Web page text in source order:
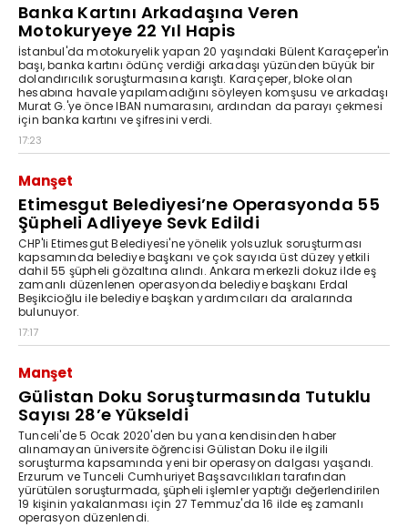
Banka Kartını Arkadaşına Veren
Motokuryeye 22 Yıl Hapis
İstanbul'da motokuryelik yapan 20 yaşındaki Bülent Karaçeper'in
başı, banka kartını ödünç verdiği arkadaşı yüzünden büyük bir
dolandırıcılık soruşturmasına karıştı. Karaçeper, bloke olan
hesabına havale yapılamadığını söyleyen komşusu ve arkadaşı
Murat G.'ye önce IBAN numarasını, ardından da parayı çekmesi
için banka kartını ve şifresini verdi.
17:23
Manşet
Etimesgut Belediyesi’ne Operasyonda 55
Şüpheli Adliyeye Sevk Edildi
CHP'li Etimesgut Belediyesi'ne yönelik yolsuzluk soruşturması
kapsamında belediye başkanı ve çok sayıda üst düzey yetkili
dahil 55 şüpheli gözaltına alındı. Ankara merkezli dokuz ilde eş
zamanlı düzenlenen operasyonda belediye başkanı Erdal
Beşikcioğlu ile belediye başkan yardımcıları da aralarında
bulunuyor.
17:17
Manşet
Gülistan Doku Soruşturmasında Tutuklu
Sayısı 28’e Yükseldi
Tunceli'de 5 Ocak 2020'den bu yana kendisinden haber
alınamayan üniversite öğrencisi Gülistan Doku ile ilgili
soruşturma kapsamında yeni bir operasyon dalgası yaşandı.
Erzurum ve Tunceli Cumhuriyet Başsavcılıkları tarafından
yürütülen soruşturmada, şüpheli işlemler yaptığı değerlendirilen
19 kişinin yakalanması için 27 Temmuz'da 16 ilde eş zamanlı
operasyon düzenlendi.